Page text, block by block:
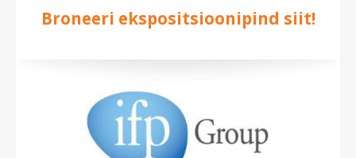
Broneeri ekspositsioonipind siit!